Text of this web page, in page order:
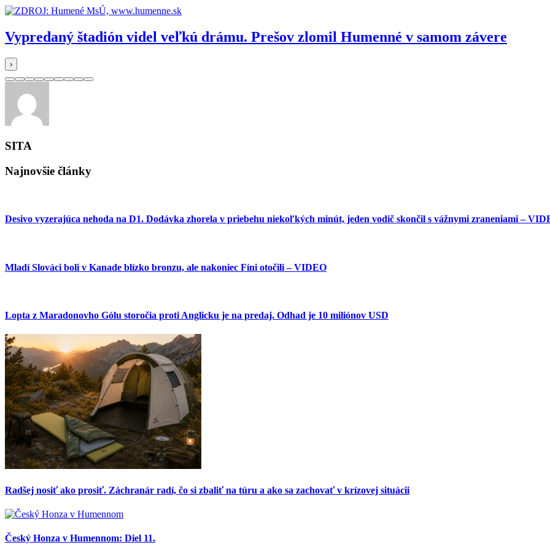
Vypredaný štadión videl veľkú drámu. Prešov zlomil Humenné v samom závere
›
SITA
Najnovšie články
Desivo vyzerajúca nehoda na D1. Dodávka zhorela v priebehu niekoľkých minút, jeden vodič skončil s vážnymi zraneniami –
Mladí Slováci boli v Kanade blízko bronzu, ale nakoniec Fíni otočili – VIDEO
Lopta z Maradonovho Gólu storočia proti Anglicku je na predaj. Odhad je 10 miliónov USD
Radšej nosiť ako prosiť. Záchranár radí, čo si zbaliť na túru a ako sa zachovať v krízovej situácii
Český Honza v Humennom: Diel 11.